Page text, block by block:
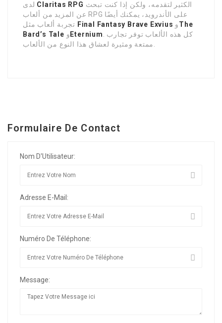
Claritas RPG
عن المزيد من ألعاب RPG على الأندرويد، يمكنك أيضًا
Final Fantasy Brave Exvius وThe
Bard’s Tale و Eternium
Formulaire De Contact
Nom D'Utilisateur:
Adresse E-Mail:
Numéro De Téléphone:
Message: